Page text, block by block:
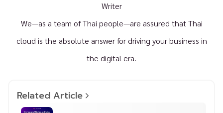
Writer
We—as a team of Thai people—are assured that Thai
cloud is the absolute answer for driving your business in
the digital era.
Related Article